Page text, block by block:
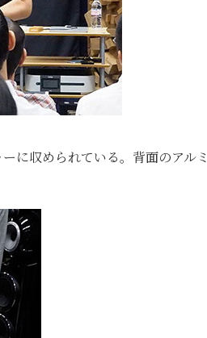
に収められている。背面のアルミ